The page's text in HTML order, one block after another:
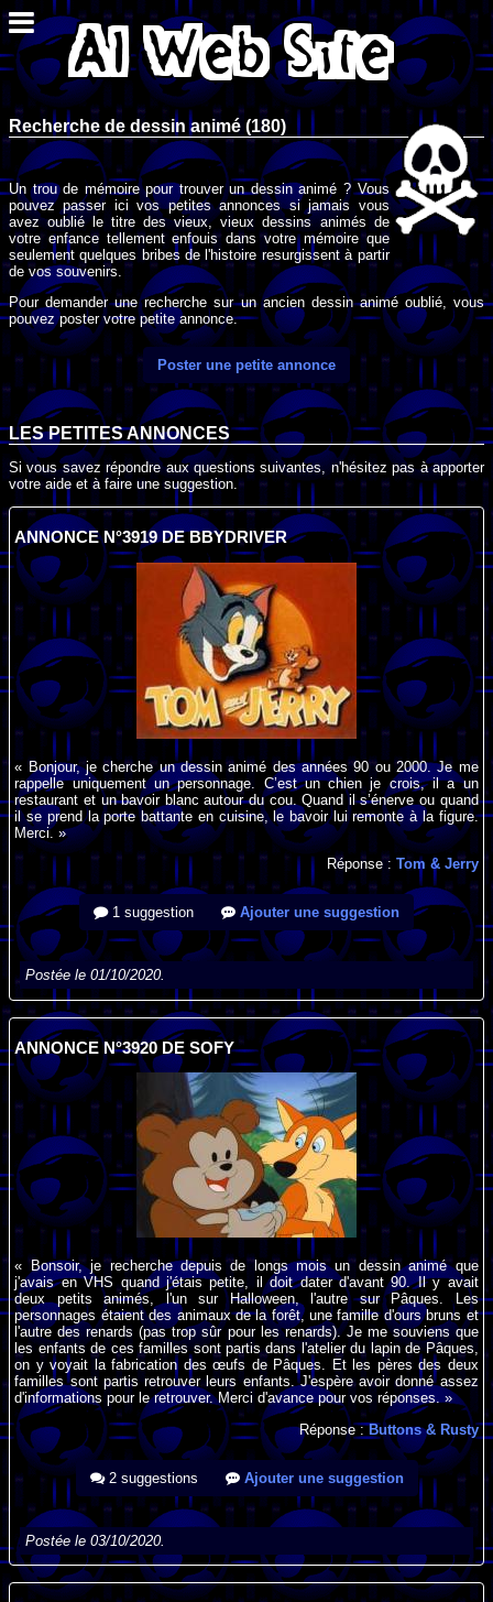
Recherche de dessin animé (180)
Un trou de mémoire pour trouver un dessin animé ? Vous
pouvez passer ici vos petites annonces si jamais vous
avez oublié le titre des vieux, vieux dessins animés de
votre enfance tellement enfouis dans votre mémoire que
seulement quelques bribes de l'histoire resurgissent à partir
de vos souvenirs.
Pour demander une recherche sur un ancien dessin animé oublié, vous
pouvez poster votre petite annonce.
Poster une petite annonce
LES PETITES ANNONCES
Si vous savez répondre aux questions suivantes, n'hésitez pas à apporter
votre aide et à faire une suggestion.
ANNONCE N°3919 DE BBYDRIVER
« Bonjour, je cherche un dessin animé des années 90 ou 2000. Je me
rappelle uniquement un personnage. C’est un chien je crois, il a un
restaurant et un bavoir blanc autour du cou. Quand il s’énerve ou quand
il se prend la porte battante en cuisine, le bavoir lui remonte à la figure.
Merci. »
Réponse : Tom & Jerry
1 suggestion Ajouter une suggestion
Postée le 01/10/2020.
ANNONCE N°3920 DE SOFY
« Bonsoir, je recherche depuis de longs mois un dessin animé que
j'avais en VHS quand j'étais petite, il doit dater d'avant 90. Il y avait
deux petits animés, l'un sur Halloween, l'autre sur Pâques. Les
personnages étaient des animaux de la forêt, une famille d'ours bruns et
l'autre des renards (pas trop sûr pour les renards). Je me souviens que
les enfants de ces familles sont partis dans l'atelier du lapin de Pâques,
on y voyait la fabrication des œufs de Pâques. Et les pères des deux
familles sont partis retrouver leurs enfants. J'espère avoir donné assez
d'informations pour le retrouver. Merci d'avance pour vos réponses. »
Réponse :Buttons & Rusty
2 suggestions Ajouter une suggestion
Postée le 03/10/2020.